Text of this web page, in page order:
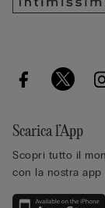
Scarica l’App
Scopri tutto il
con la nostra app